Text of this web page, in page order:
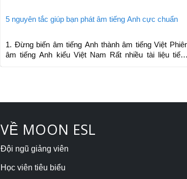
5 nguyên tắc giúp bạn phát âm tiếng Anh cực chuẩn
1. Đừng biến âm tiếng Anh thành âm tiếng Việt
âm tiếng Anh kiểu Việt Nam Rất nhiều tài liệu tiếng
VỀ MOON ESL
Đội ngũ giảng viên
Học viên tiêu biểu